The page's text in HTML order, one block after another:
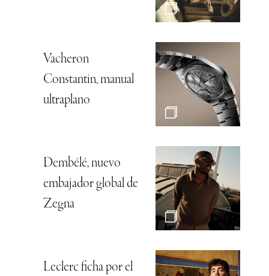
Vacheron
Constantin, manual
ultraplano
Dembélé, nuevo
embajador global de
Zegna
Leclerc ficha por el